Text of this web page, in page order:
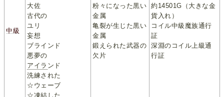
中級
大佐
古代の
ユリ
妄想
ブラインド
悪夢の
アイラ ンド
洗練された
☆ウェーブ
☆凍結した
粉々になった黒い
金属
亀裂が生じた黒い
金属
鍛えられた武器の
欠片
約14501G（大きな金
貨入れ）
コイル中級魔族通行
証
深淵のコイル上級通
行証